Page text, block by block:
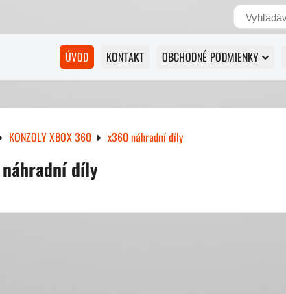
ÚVOD KONTAKT OBCHODNÉ PODMIENKY
KONZOLY XBOX 360 x360 náhradní díly
díly